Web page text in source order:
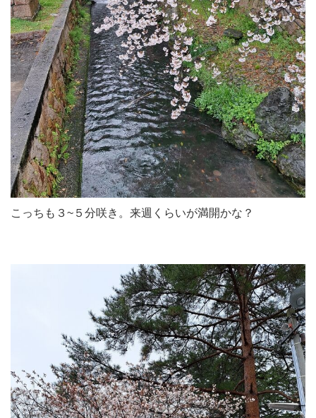
こっちも３~５分咲き。来週くらいが満開かな？